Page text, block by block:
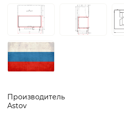
Производитель
Astov